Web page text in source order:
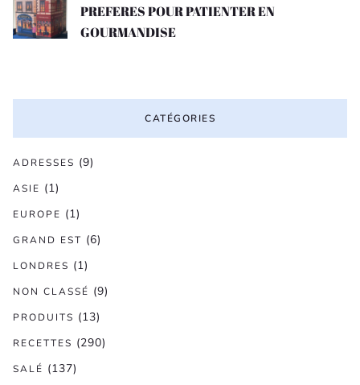
PREFERES POUR PATIENTER EN
GOURMANDISE
CATÉGORIES
ADRESSES (9)
ASIE (1)
EUROPE (1)
GRAND EST (6)
LONDRES (1)
NON CLASSÉ (9)
PRODUITS (13)
RECETTES (290)
SALÉ (137)